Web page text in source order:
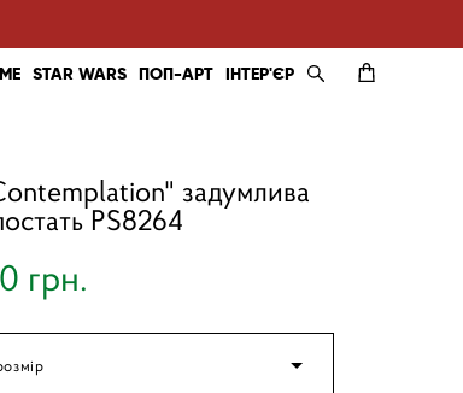
STAR WARS ПОП-АРТ ІНТЕР'ЄР
задумлива
PS8264
грн.